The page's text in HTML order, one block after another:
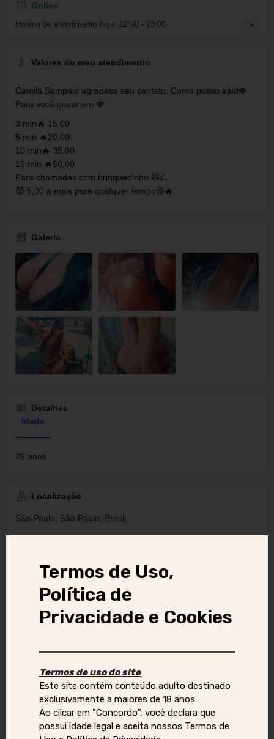
Online
Horário de atendimento hoje: 12:00 - 23:00
Valores do meu atendimento
‎Camila Sampaio agradece seu contato. Como posso ajud🍓
Para você gozar em:🍓
3 min🔥 15,00
5 min 🔥20,00
10 min🔥 35,00.
15 min 🔥50,00
Para chamadas com brinquedinho 🧸🛴
😈 5,00 a mais para qualquer tempo🧸🔥
Galeria
Detalhes
Idade
29 anos
Localização
São Paulo, São Paulo, Brasil
Atendo virtual
Vídeo chamada
Denunciar anúncio
Termos de Uso,
Política de
Privacidade e Cookies
Termos de uso do site
Este site contém conteúdo adulto destinado
exclusivamente a maiores de 18 anos.
Ao clicar em "Concordo", você declara que
possui idade legal e aceita nossos Termos de